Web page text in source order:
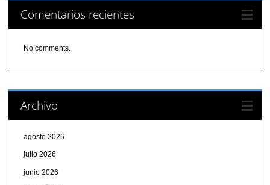
Comentarios recientes
No comments.
Archivo
agosto 2026
julio 2026
junio 2026